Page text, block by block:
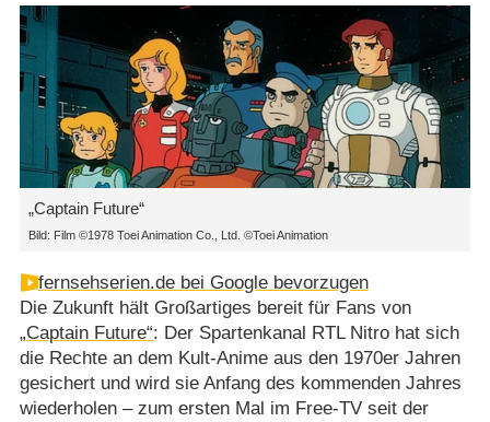
„Captain Future“
Bild: Film ©1978 Toei Animation Co., Ltd. ©Toei Animation
fernsehserien.de bei Google bevorzugen
Die Zukunft hält Großartiges bereit für Fans von
„Captain Future“: Der Spartenkanal RTL Nitro hat sich
die Rechte an dem Kult-Anime aus den 1970er Jahren
gesichert und wird sie Anfang des kommenden Jahres
wiederholen – zum ersten Mal im Free-TV seit der